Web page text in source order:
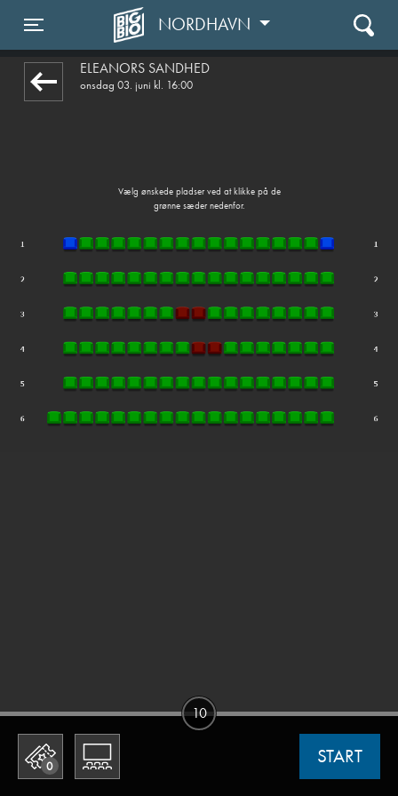
Toggle navigation
NORDHAVN
ELEANORS SANDHED
onsdag 03. juni kl. 16:00
Vælg ønskede pladser ved at klikke på de
grønne sæder nedenfor.
0 START
10
front05-temp 033327